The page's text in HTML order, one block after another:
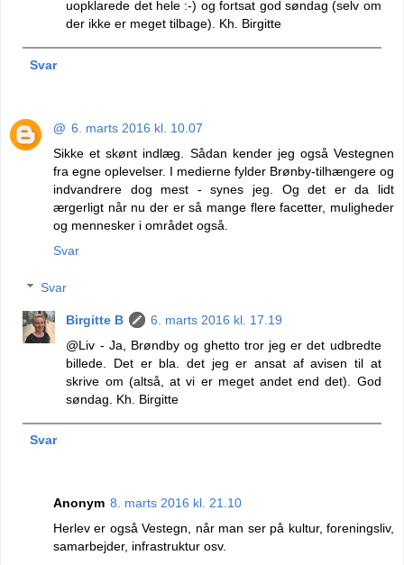
uopklarede det hele :-) og fortsat god søndag (selv om
der ikke er meget tilbage). Kh. Birgitte
Svar
@ 6. marts 2016 kl. 10.07
Sikke et skønt indlæg. Sådan kender jeg også Vestegnen
fra egne oplevelser. I medierne fylder Brønby-tilhængere og
indvandrere dog mest - synes jeg. Og det er da lidt
ærgerligt når nu der er så mange flere facetter, muligheder
og mennesker i området også.
Svar
Svar
Birgitte B
6. marts 2016 kl. 17.19
@Liv - Ja, Brøndby og ghetto tror jeg er det udbredte
billede. Det er bla. det jeg er ansat af avisen til at
skrive om (altså, at vi er meget andet end det). God
søndag. Kh. Birgitte
Svar
Anonym 8. marts 2016 kl. 21.10
Herlev er også Vestegn, når man ser på kultur, foreningsliv,
samarbejder, infrastruktur osv.